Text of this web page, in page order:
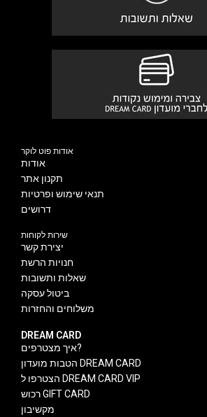
אודות פוט לוקר
אודות
תקנון אתר
תנאי שימוש ופרטיות
דרושים
שירות לקוחות
יצירת קשר
חנויות הרשת
שאלות ותשובות
ביטול עסקה
משלוחים והחזרות
DREAM CARD
איך מצטרפים?
הטבות מועדון DREAM CARD
הצטרפו ל DREAM CARD VIP
רכוש GIFT CARD
מקשיבון